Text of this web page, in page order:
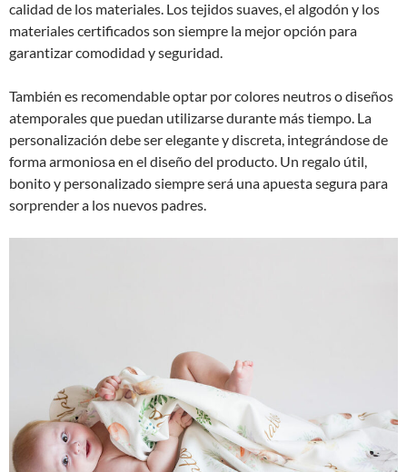
calidad de los materiales. Los tejidos suaves, el algodón y los
materiales certificados son siempre la mejor opción para
garantizar comodidad y seguridad.
También es recomendable optar por colores neutros o diseños
atemporales que puedan utilizarse durante más tiempo. La
personalización debe ser elegante y discreta, integrándose de
forma armoniosa en el diseño del producto. Un regalo útil,
bonito y personalizado siempre será una apuesta segura para
sorprender a los nuevos padres.